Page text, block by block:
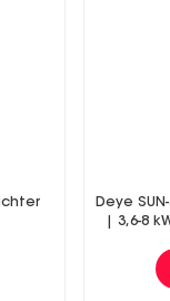
Deye
| 3,6-8